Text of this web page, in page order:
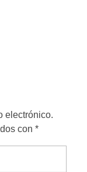
electrónico.
con *